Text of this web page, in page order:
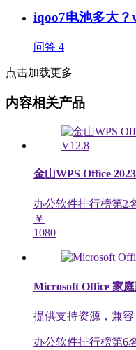
iqoo7电池多大
问答 4
点击加载更多
内容相关产品
金山WPS Office
办公软件排行榜第2
￥
1080
Microsoft Office 家庭
提供支持资源，兼容
办公软件排行榜第6